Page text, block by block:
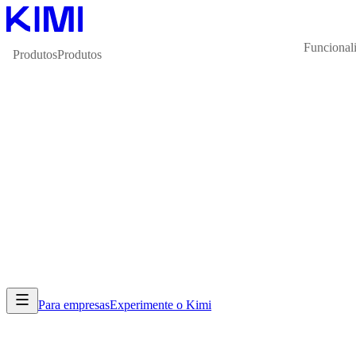
ProdutosProdutos
Para empresasExperimente o Kimi